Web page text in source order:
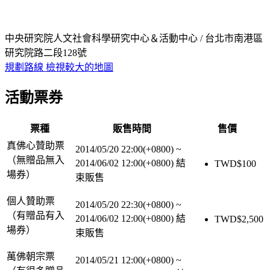
中央研究院人文社會科學研究中心＆活動中心 / 台北市南港區
研究院路二段128號
規劃路線 檢視較大的地圖
活動票券
票種 販售時間
售價
真佛心贊助票
（無贈品無入
場券）
2014/05/20 22:00(+0800) ~
2014/06/02 12:00(+0800) 結
束販售
TWD$100
個人贊助票
（有贈品有入
場券）
2014/05/20 22:30(+0800) ~
2014/06/02 12:00(+0800) 結
束販售
TWD$2,500
萬佛朝宗票
2014/05/21 12:00(+0800) ~